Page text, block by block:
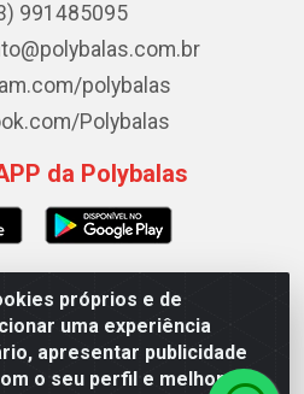
próprios e de
uma experiência
apresentar publicidade
o seu perfil e melhorar a
991485095
polybalas
Polybalas
da Polybalas
de Souza, 173 Galpão B -
PB - CEP 58.075-075 - CNPJ
0002-61